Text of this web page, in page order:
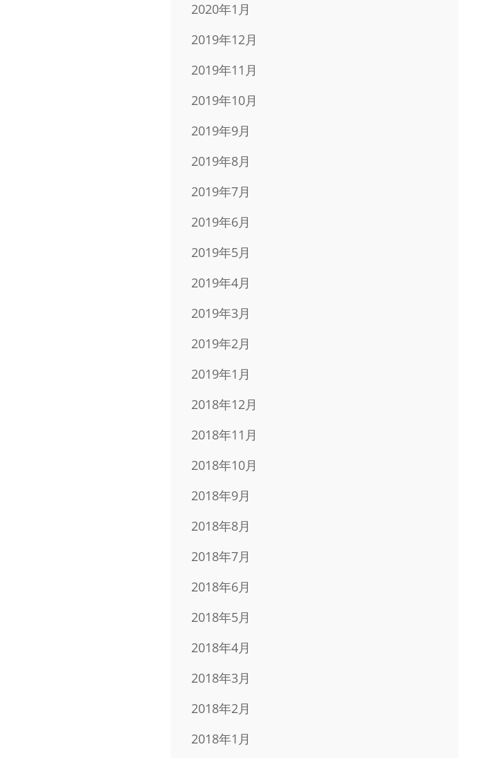
2020年1月
2019年12月
2019年11月
2019年10月
2019年9月
2019年8月
2019年7月
2019年6月
2019年5月
2019年4月
2019年3月
2019年2月
2019年1月
2018年12月
2018年11月
2018年10月
2018年9月
2018年8月
2018年7月
2018年6月
2018年5月
2018年4月
2018年3月
2018年2月
2018年1月